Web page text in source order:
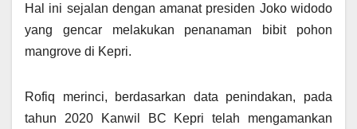
Hal ini sejalan dengan amanat presiden Joko widodo
yang gencar melakukan penanaman bibit pohon
mangrove di Kepri.
Rofiq merinci, berdasarkan data penindakan, pada
tahun 2020 Kanwil BC Kepri telah mengamankan